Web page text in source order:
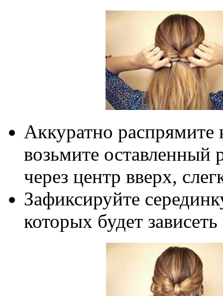
Аккуратно
возьмите оставленный
через центр вверх,
Зафиксируйте
которых будет